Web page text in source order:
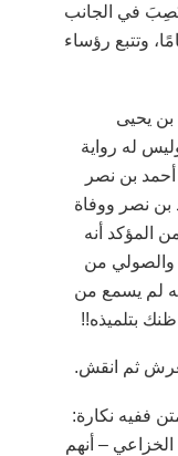
في الجانب
وتتبع رؤساء
بن يحيى
له رواية
بن نصر
أحمد بن نصر ووفاة
المؤكد أنه
والصولي من
لم يسمع من
بتلميذه!!
ثم انقش.
ففيه نكارة:
– أنهم